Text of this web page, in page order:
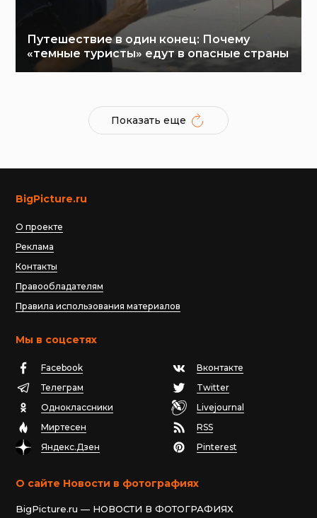
Путешествие в один конец: Почему
«темные туристы» едут в опасные страны
Показать еще
BigPicture.ru
О проекте
Реклама
Контакты
Правообладателям
Правила использования материалов
Мы в соцсетях
Facebook
Вконтакте
Телеграм
Twitter
Одноклассники
Livejournal
Миртесен
RSS
Яндекс.Дзен
Pinterest
О сайте Новости в фотографиях
BigPicture.ru — НОВОСТИ В ФОТОГРАФИЯХ